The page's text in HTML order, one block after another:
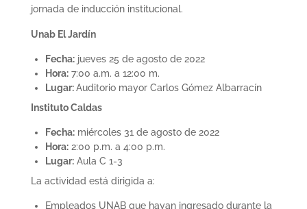
jornada de inducción institucional.
Unab El Jardín
Fecha:jueves 25 de agosto de 2022
Hora:7:00 a.m. a 12:00 m.
Lugar:Auditorio mayor Carlos Gómez Albarracín
Instituto Caldas
Fecha:miércoles 31 de agosto de 2022
Hora:2:00 p.m. a 4:00 p.m.
Lugar:Aula C 1-3
La actividad está dirigida a:
Empleados UNAB que hayan ingresado durante la